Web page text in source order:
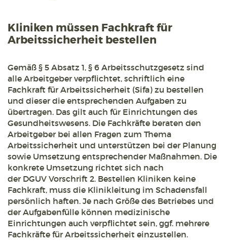
Kliniken müssen Fachkraft für
Arbeitssicherheit bestellen
Gemäß § 5 Absatz 1, § 6 Arbeitsschutzgesetz sind
alle Arbeitgeber verpflichtet, schriftlich eine
Fachkraft für Arbeitssicherheit (Sifa) zu bestellen
und dieser die entsprechenden Aufgaben zu
übertragen. Das gilt auch für Einrichtungen des
Gesundheitswesens. Die Fachkräfte beraten den
Arbeitgeber bei allen Fragen zum Thema
Arbeitssicherheit und unterstützen bei der Planung
sowie Umsetzung entsprechender Maßnahmen. Die
konkrete Umsetzung richtet sich nach
der DGUV Vorschrift 2. Bestellen Kliniken keine
Fachkraft, muss die Klinikleitung im Schadensfall
persönlich haften. Je nach Größe des Betriebes und
der Aufgabenfülle können medizinische
Einrichtungen auch verpflichtet sein, ggf. mehrere
Fachkräfte für Arbeitssicherheit einzustellen.